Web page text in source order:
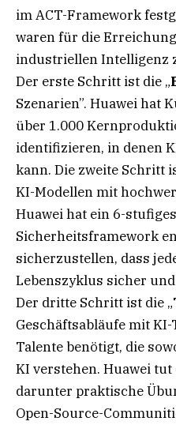
im ACT-Framework
waren für die
industriellen Intelligenz
Der erste Schritt ist die „
Szenarien”. Huawei hat
über 1.000
identifizieren, in denen
kann. Die zweite Schritt
KI-Modellen mit
Huawei hat ein 6-
Sicherheitsframework
sicherzustellen, dass
Lebenszyklus sicher
Der dritte Schritt ist die „
Geschäftsabläufe mit KI-
Talente benötigt, die
KI verstehen. Huawei
darunter praktische
Open-Source-